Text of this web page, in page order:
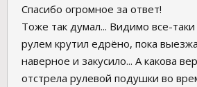
Спасибо огромное за ответ!
Тоже так думал... Видимо все-
рулем крутил едрёно, пока
наверное и закусило... А какова
отстрела рулевой подушки во